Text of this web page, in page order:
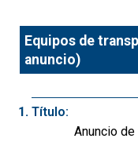
Equipos de
anuncio)
Título:
Anuncio